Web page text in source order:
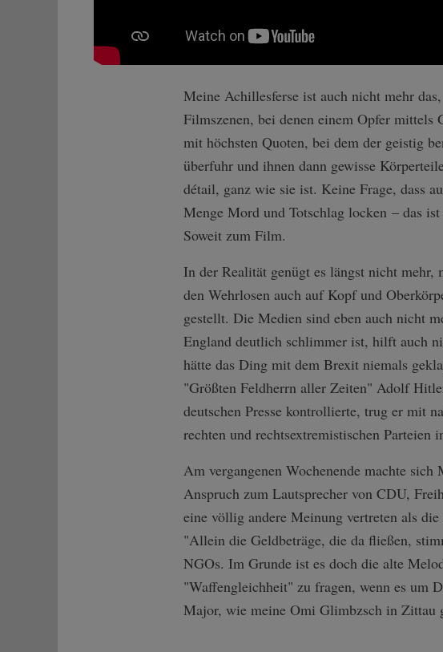
Meine Achillesferse ist auch nicht mehr
Filmszenen, bei denen einem Opfer mittels
mit höchsten Quoten, bei dem der geistig
überfuhr und ihnen dann gewisse
détail, ganz wie sie ist. Keine Frage, dass
Menge Mord und Totschlag locken – das
Soweit zum Film.
In der Realität genügt es längst nicht mehr,
den Wehrlosen auch auf Kopf und
gestellt. Die Medien sind eben auch nicht
England deutlich schlimmer ist, hilft auch
hätte das Ding mit dem Brexit niemals
"Größten Feldherrn aller Zeiten" Adolf
deutschen Presse kontrollierte, trug er mit
rechten und rechtsextremistischen Parteien
Am vergangenen Wochenende machte
Anspruch zum Lautsprecher von CDU,
eine völlig andere Meinung vertreten als
"Allein die Geldbeträge, die da fließen,
NGOs. Im Grunde ist es doch die alte
"Waffengleichheit" zu fragen, wenn es um
Major, wie meine Omi Glimbzsch in Zittau